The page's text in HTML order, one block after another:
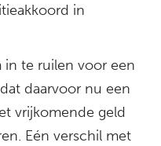
in
in te ruilen voor een
daarvoor nu een
vrijkomende geld
Eén verschil met